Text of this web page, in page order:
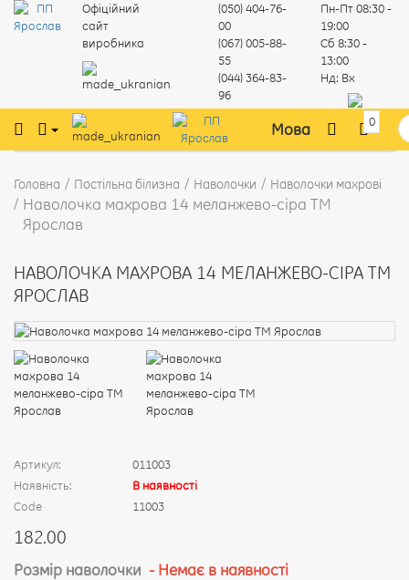
Офіційний
сайт
виробника
(050) 404-76-
00
(067) 005-88-
55
(044) 364-83-
96
Пн-Пт08:30 -
19:00
Сб 8:30 -
13:00
Нд: Вх
Мова 0
Головна Постільна білизна Наволочки Наволочки махрові
Наволочка махрова 14 меланжево-сіра ТМ
Ярослав
НАВОЛОЧКА МАХРОВА 14 МЕЛАНЖЕВО-СІРА ТМ
ЯРОСЛАВ
Артикул:
011003
Наявність:
В наявності
Code
11003
182.00
Розмір наволочки - Немає в наявності